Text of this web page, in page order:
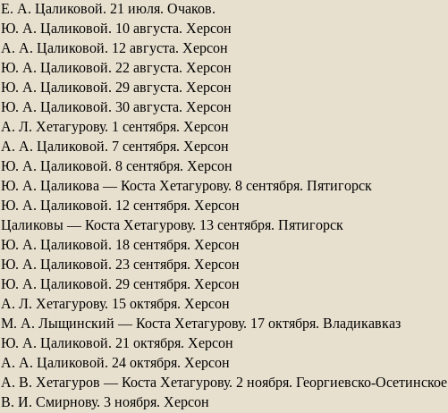
Е. А. Цаликовой. 21 июля. Очаков.
Ю. А. Цаликовой. 10 августа. Херсон
А. А. Цаликовой. 12 августа. Херсон
Ю. А. Цаликовой. 22 августа. Херсон
Ю. А. Цаликовой. 29 августа. Херсон
Ю. А. Цаликовой. 30 августа. Херсон
А. Л. Хетагурову. 1 сентября. Херсон
А. А. Цаликовой. 7 сентября. Херсон
Ю. А. Цаликовой. 8 сентября. Херсон
Ю. А. Цаликова — Коста Хетагурову. 8 сентября. Пятигорск
Ю. А. Цаликовой. 12 сентября. Херсон
Цаликовы — Коста Хетагурову. 13 сентября. Пятигорск
Ю. А. Цаликовой. 18 сентября. Херсон
Ю. А. Цаликовой. 23 сентября. Херсон
Ю. А. Цаликовой. 29 сентября. Херсон
А. Л. Хетагурову. 15 октября. Херсон
М. А. Лыщинский — Коста Хетагурову. 17 октября. Владикавказ
Ю. А. Цаликовой. 21 октября. Херсон
А. А. Цаликовой. 24 октября. Херсон
A. В. Хетагуров — Коста Хетагурову. 2 ноября. Георгиевско-Осетинское
B. И. Смирнову. 3 ноября. Херсон